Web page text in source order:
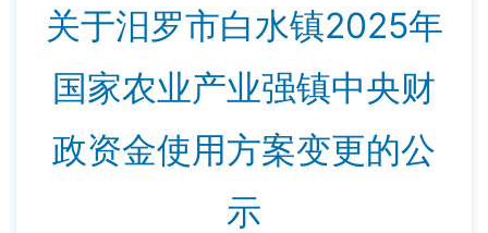
关于汨罗市白水镇2025年
国家农业产业强镇中央财
政资金使用方案变更的公
示